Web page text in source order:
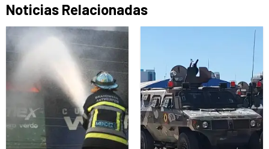
Noticias Relacionadas